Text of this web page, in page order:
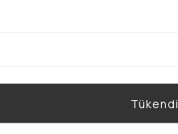
Tükendi